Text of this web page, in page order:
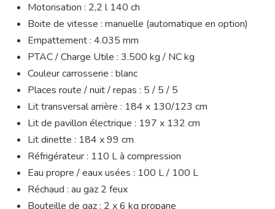
Motorisation : 2,2 l 140 ch
Boite de vitesse : manuelle (automatique en option)
Empattement : 4.035 mm
PTAC / Charge Utile : 3.500 kg / NC kg
Couleur carrosserie : blanc
Places route / nuit / repas : 5 / 5 / 5
Lit transversal arrière : 184 x 130/123 cm
Lit de pavillon électrique : 197 x 132 cm
Lit dinette : 184 x 99 cm
Réfrigérateur : 110 L à compression
Eau propre / eaux usées : 100 L / 100 L
Réchaud : au gaz 2 feux
Bouteille de gaz : 2 x 6 kg propane